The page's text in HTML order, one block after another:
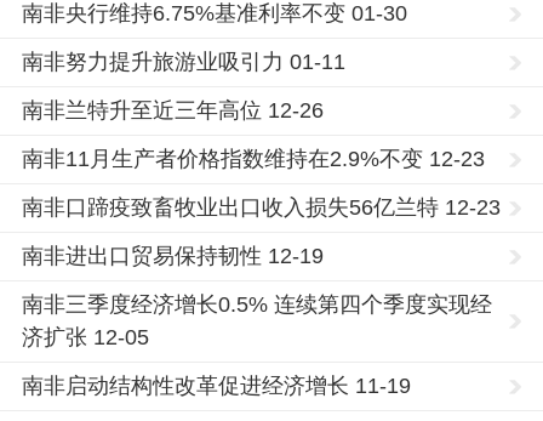
南非央行维持6.75%基准利率不变 01-30
南非努力提升旅游业吸引力 01-11
南非兰特升至近三年高位 12-26
南非11月生产者价格指数维持在2.9%不变 12-23
南非口蹄疫致畜牧业出口收入损失56亿兰特 12-23
南非进出口贸易保持韧性 12-19
南非三季度经济增长0.5% 连续第四个季度实现经
济扩张 12-05
南非启动结构性改革促进经济增长 11-19